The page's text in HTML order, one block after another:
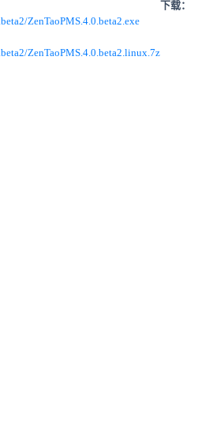
下载：
ZenTaoPMS.4.0.beta2.exe
ZenTaoPMS.4.0.beta2.linux.7z